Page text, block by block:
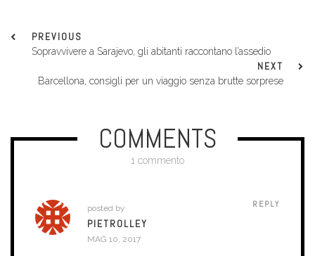
PREVIOUS
Sopravvivere a Sarajevo, gli abitanti raccontano l’assedio
NEXT
Barcellona, consigli per un viaggio senza brutte sorprese
COMMENTS
1 commento
posted by
PIETROLLEY
MAG 10, 2017
REPLY